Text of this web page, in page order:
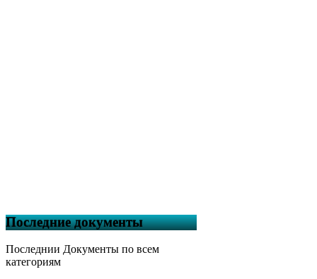
Последние документы
Последнии Документы по всем
категориям